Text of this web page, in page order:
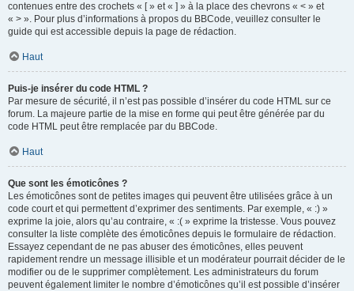
contenues entre des crochets « [ » et « ] » à la place des chevrons « < » et
« > ». Pour plus d’informations à propos du BBCode, veuillez consulter le
guide qui est accessible depuis la page de rédaction.
Haut
Puis-je insérer du code HTML ?
Par mesure de sécurité, il n’est pas possible d’insérer du code HTML sur ce
forum. La majeure partie de la mise en forme qui peut être générée par du
code HTML peut être remplacée par du BBCode.
Haut
Que sont les émoticônes ?
Les émoticônes sont de petites images qui peuvent être utilisées grâce à un
code court et qui permettent d’exprimer des sentiments. Par exemple, « :) »
exprime la joie, alors qu’au contraire, « :( » exprime la tristesse. Vous pouvez
consulter la liste complète des émoticônes depuis le formulaire de rédaction.
Essayez cependant de ne pas abuser des émoticônes, elles peuvent
rapidement rendre un message illisible et un modérateur pourrait décider de le
modifier ou de le supprimer complètement. Les administrateurs du forum
peuvent également limiter le nombre d’émoticônes qu’il est possible d’insérer